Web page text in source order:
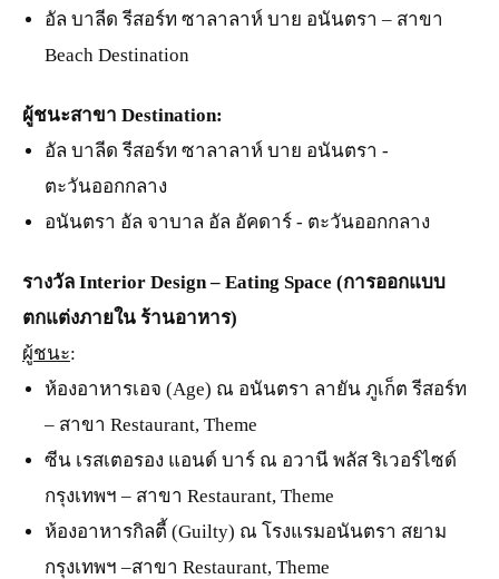
อัล บาลีด รีสอร์ท ซาลาลาห์ บาย อนันตรา – สาขา
Beach Destination
ผู้ชนะสาขา Destination:
อัล บาลีด รีสอร์ท ซาลาลาห์ บาย อนันตรา -
ตะวันออกกลาง
อนันตรา อัล จาบาล อัล อัคดาร์ - ตะวันออกกลาง
รางวัล Interior Design – Eating Space (การออกแบบ
ตกแต่งภายใน ร้านอาหาร)
ผู้ชนะ:
ห้องอาหารเอจ (Age) ณ อนันตรา ลายัน ภูเก็ต รีสอร์ท
– สาขา Restaurant, Theme
ซีน เรสเตอรอง แอนด์ บาร์ ณ อวานี พลัส ริเวอร์ไซด์
กรุงเทพฯ – สาขา Restaurant, Theme
ห้องอาหารกิลตี้ (Guilty) ณ โรงแรมอนันตรา สยาม
กรุงเทพฯ –สาขา Restaurant, Theme